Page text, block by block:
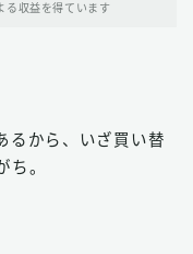
る収益を得ています
るから、いざ買い替
ち。